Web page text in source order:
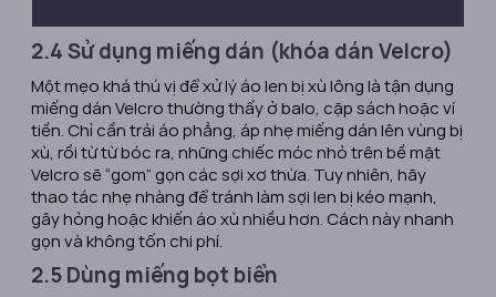
2.4 Sử dụng miếng dán (khóa dán Velcro)
Một mẹo khá thú vị để xử lý áo len bị xù lông là tận dụng
miếng dán Velcro thường thấy ở balo, cặp sách hoặc ví
tiền. Chỉ cần trải áo phẳng, áp nhẹ miếng dán lên vùng bị
xù, rồi từ từ bóc ra, những chiếc móc nhỏ trên bề mặt
Velcro sẽ “gom” gọn các sợi xơ thừa. Tuy nhiên, hãy
thao tác nhẹ nhàng để tránh làm sợi len bị kéo mạnh,
gây hỏng hoặc khiến áo xù nhiều hơn. Cách này nhanh
gọn và không tốn chi phí.
2.5 Dùng miếng bọt biển